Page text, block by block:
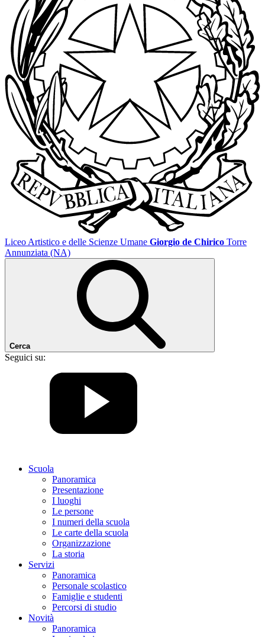
Liceo Artistico e delle Scienze Umane Giorgio de Chirico Torre
Annunziata (NA)
Cerca
Seguici su:
Scuola
Panoramica
Presentazione
I luoghi
Le persone
I numeri della scuola
Le carte della scuola
Organizzazione
La storia
Servizi
Panoramica
Personale scolastico
Famiglie e studenti
Percorsi di studio
Novità
Panoramica